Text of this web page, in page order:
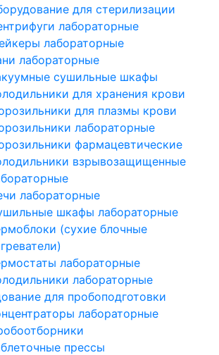
для стерилизации
лабораторные
лабораторные
лабораторные
сушильные шкафы
для хранения крови
для плазмы крови
лабораторные
фармацевтические
взрывозащищенные
лабораторные
шкафы лабораторные
(сухие блочные
лабораторные
лабораторные
для пробоподготовки
лабораторные
прессы